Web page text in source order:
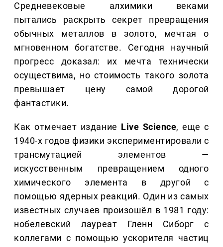
Средневековые алхимики веками
пытались раскрыть секрет превращения
обычных металлов в золото, мечтая о
мгновенном богатстве. Сегодня научный
прогресс доказал: их мечта технически
осуществима, но стоимость такого золота
превышает цену самой дорогой
фантастики.
Как отмечает издание Live Science, еще с
1940-х годов физики экспериментировали с
трансмутацией элементов —
искусственным превращением одного
химического элемента в другой с
помощью ядерных реакций. Один из самых
известных случаев произошёл в 1981 году:
нобелевский лауреат Гленн Сиборг с
коллегами с помощью ускорителя частиц